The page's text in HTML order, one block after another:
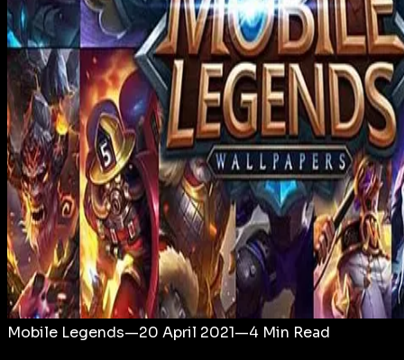
Login
Mobile Legends—20 April 2021—4 Min Read